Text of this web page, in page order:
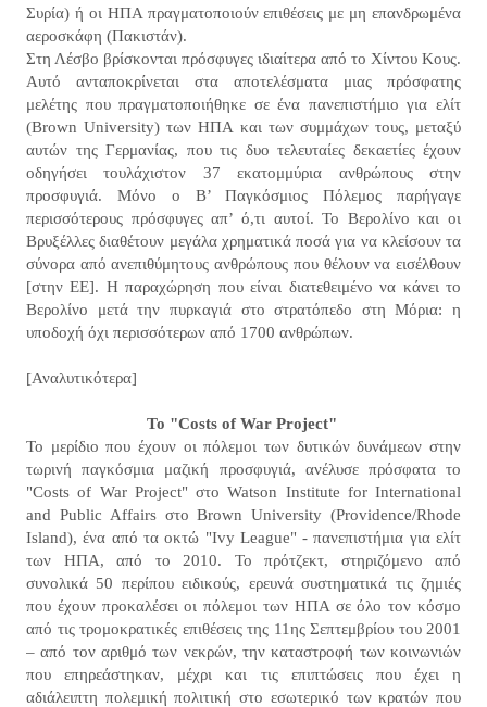
Συρία) ή οι ΗΠΑ πραγματοποιούν επιθέσεις με μη επανδρωμένα
αεροσκάφη (Πακιστάν).
Στη Λέσβο βρίσκονται πρόσφυγες ιδιαίτερα από το Χίντου Κους.
Αυτό ανταποκρίνεται στα αποτελέσματα μιας πρόσφατης
μελέτης που πραγματοποιήθηκε σε ένα πανεπιστήμιο για ελίτ
(Brown University) των ΗΠΑ και των συμμάχων τους, μεταξύ
αυτών της Γερμανίας, που τις δυο τελευταίες δεκαετίες έχουν
οδηγήσει τουλάχιστον 37 εκατομμύρια ανθρώπους στην
προσφυγιά. Μόνο ο Β’ Παγκόσμιος Πόλεμος παρήγαγε
περισσότερους πρόσφυγες απ’ ό,τι αυτοί. Το Βερολίνο και οι
Βρυξέλλες διαθέτουν μεγάλα χρηματικά ποσά για να κλείσουν τα
σύνορα από ανεπιθύμητους ανθρώπους που θέλουν να εισέλθουν
[στην ΕΕ]. Η παραχώρηση που είναι διατεθειμένο να κάνει το
Βερολίνο μετά την πυρκαγιά στο στρατόπεδο στη Μόρια: η
υποδοχή όχι περισσότερων από 1700 ανθρώπων.
[Αναλυτικότερα]
Το "Costs of War Project"
Το μερίδιο που έχουν οι πόλεμοι των δυτικών δυνάμεων στην
τωρινή παγκόσμια μαζική προσφυγιά, ανέλυσε πρόσφατα το
"Costs of War Project" στο Watson Institute for International
and Public Affairs στο Brown University (Providence/Rhode
Island), ένα από τα οκτώ "Ivy League" - πανεπιστήμια για ελίτ
των ΗΠΑ, από το 2010. Το πρότζεκτ, στηριζόμενο από
συνολικά 50 περίπου ειδικούς, ερευνά συστηματικά τις ζημιές
που έχουν προκαλέσει οι πόλεμοι των ΗΠΑ σε όλο τον κόσμο
από τις τρομοκρατικές επιθέσεις της 11ης Σεπτεμβρίου του 2001
– από τον αριθμό των νεκρών, την καταστροφή των κοινωνιών
που επηρεάστηκαν, μέχρι και τις επιπτώσεις που έχει η
αδιάλειπτη πολεμική πολιτική στο εσωτερικό των κρατών που